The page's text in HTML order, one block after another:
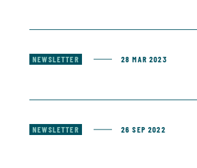
NEWSLETTER 28 MAR 2023
NEWSLETTER 26 SEP 2022